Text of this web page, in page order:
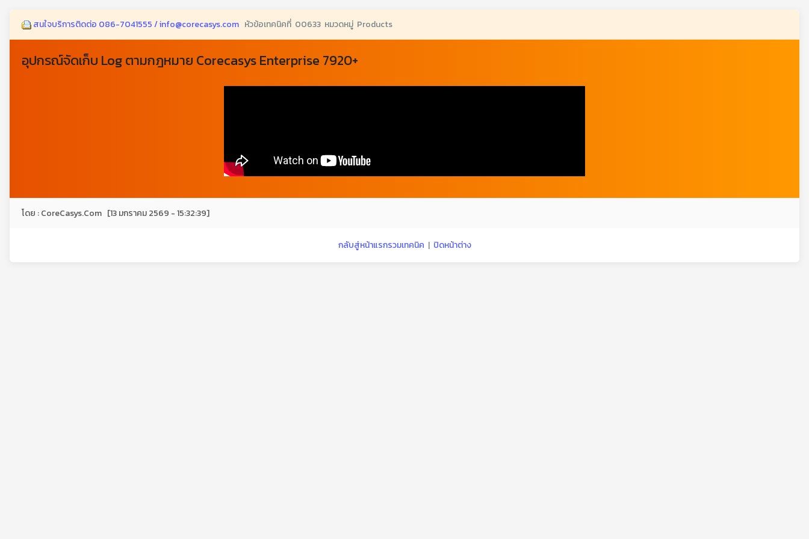
สนใจบริการติดต่อ 086-7041555 / info@corecasys.com หัวข้อเทคนิคที่ 00633 หมวดหมู่ Products
อุปกรณ์จัดเก็บ Log ตามกฎหมาย Corecasys Enterprise 7920+
โดย : CoreCasys.Com [13 มกราคม 2569 - 15:32:39]
กลับสู่หน้าแรกรวมเทคนิค | ปิดหน้าต่าง